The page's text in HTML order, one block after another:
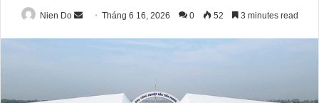
Nien Do
SendTháng 6 16, 2026 0 52 3 minutes read